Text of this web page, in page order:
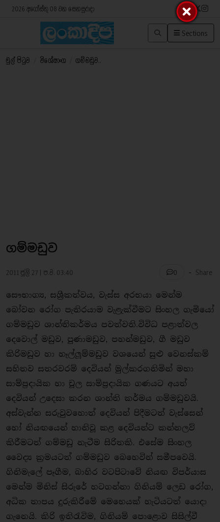
2026 අගෝස්තු 08 වන සෙනසුරාදා
Sections
මුල් පිටුව විශේෂාංග ගම්මඩුව..
ගම්මඩුව
2011 ජූලි 27 | ප.ව. 03:40 0 - Share
සෞභාග්‍ය, සශ්‍රීකත්වය, වැස්ස අරභයා මෙන්ම
බෝවන රෝග පැතිරයාම වැළැක්වීමට සිංහල ගැමියෝ
ගම්මඩුව ශාන්තිකර්මය පවත්වති.විවිධ පළාත්වල
දෙවොල් මඩුව, පුණාමඩුව, පහන්මඩුව, ගී මඩුව
කිරිමඩුව හා හෑල්ලූම්මඩුව වශයෙන් සුළු වෙනස්කම්
සහිතව සතරවරම් දෙවියන් මුල්කරගනිමින් මහා
සාම්ප‍්‍රදායික හා චූල සාම්ප‍්‍රදායික ගණයට අයත්
දෙවියන් උදෙසා කරන ශාන්ති කර්මය ගම්මඩුවයි.
අස්වැන්න සරුවුවහොත් දෙවියන් පිදීමටත් වැස්සෙන්
හෝ නියඟයෙන් හානිවූ කළ දෙවියන්ට කන්නලව්
කිරීමටත් ගම්මඩු නැටීම සිරිතකි. එසේම සිංහල
වෛද්‍ය ක‍්‍රමයටත් ගම්මඩුව බෙහෙවින් සමීපවෙයි.
ගිනිමැලේ පෑගීම, බාහිර වටපිටාවේ නියඟ විපර්යාස
මෙන්ම මිනිස් සිරුරේ හටගන්නා ගිනියම් ලෙඩ රෝග,
අධික තාපය දුරුකිරීමේ මෙහෙයක් හැටියටත් යොදා
ගැනෙයි. කිරි ඉතිරැවිම, ගිනියම් පොළොව සිසිල්වී